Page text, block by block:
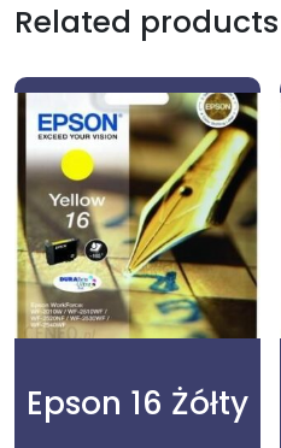
Related products
Epson 16 Żółty